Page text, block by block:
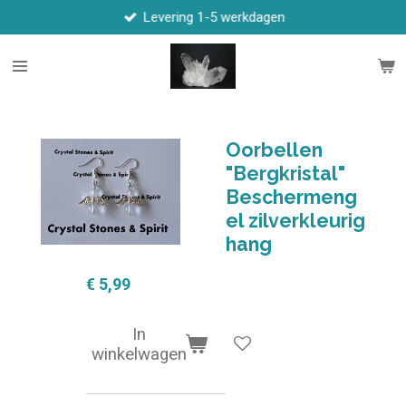
direct
naar
Levering 1-5 werkdagen
Oorbellen
"Bergkristal"
Beschermeng
el zilverkleurig
hang
€ 5,99
In
winkelwagen